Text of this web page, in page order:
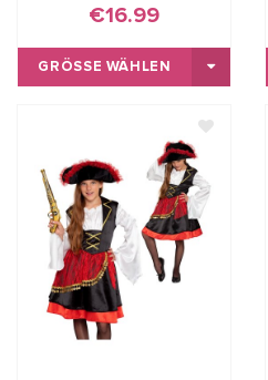
€16.99
GRÖSSE WÄHLEN